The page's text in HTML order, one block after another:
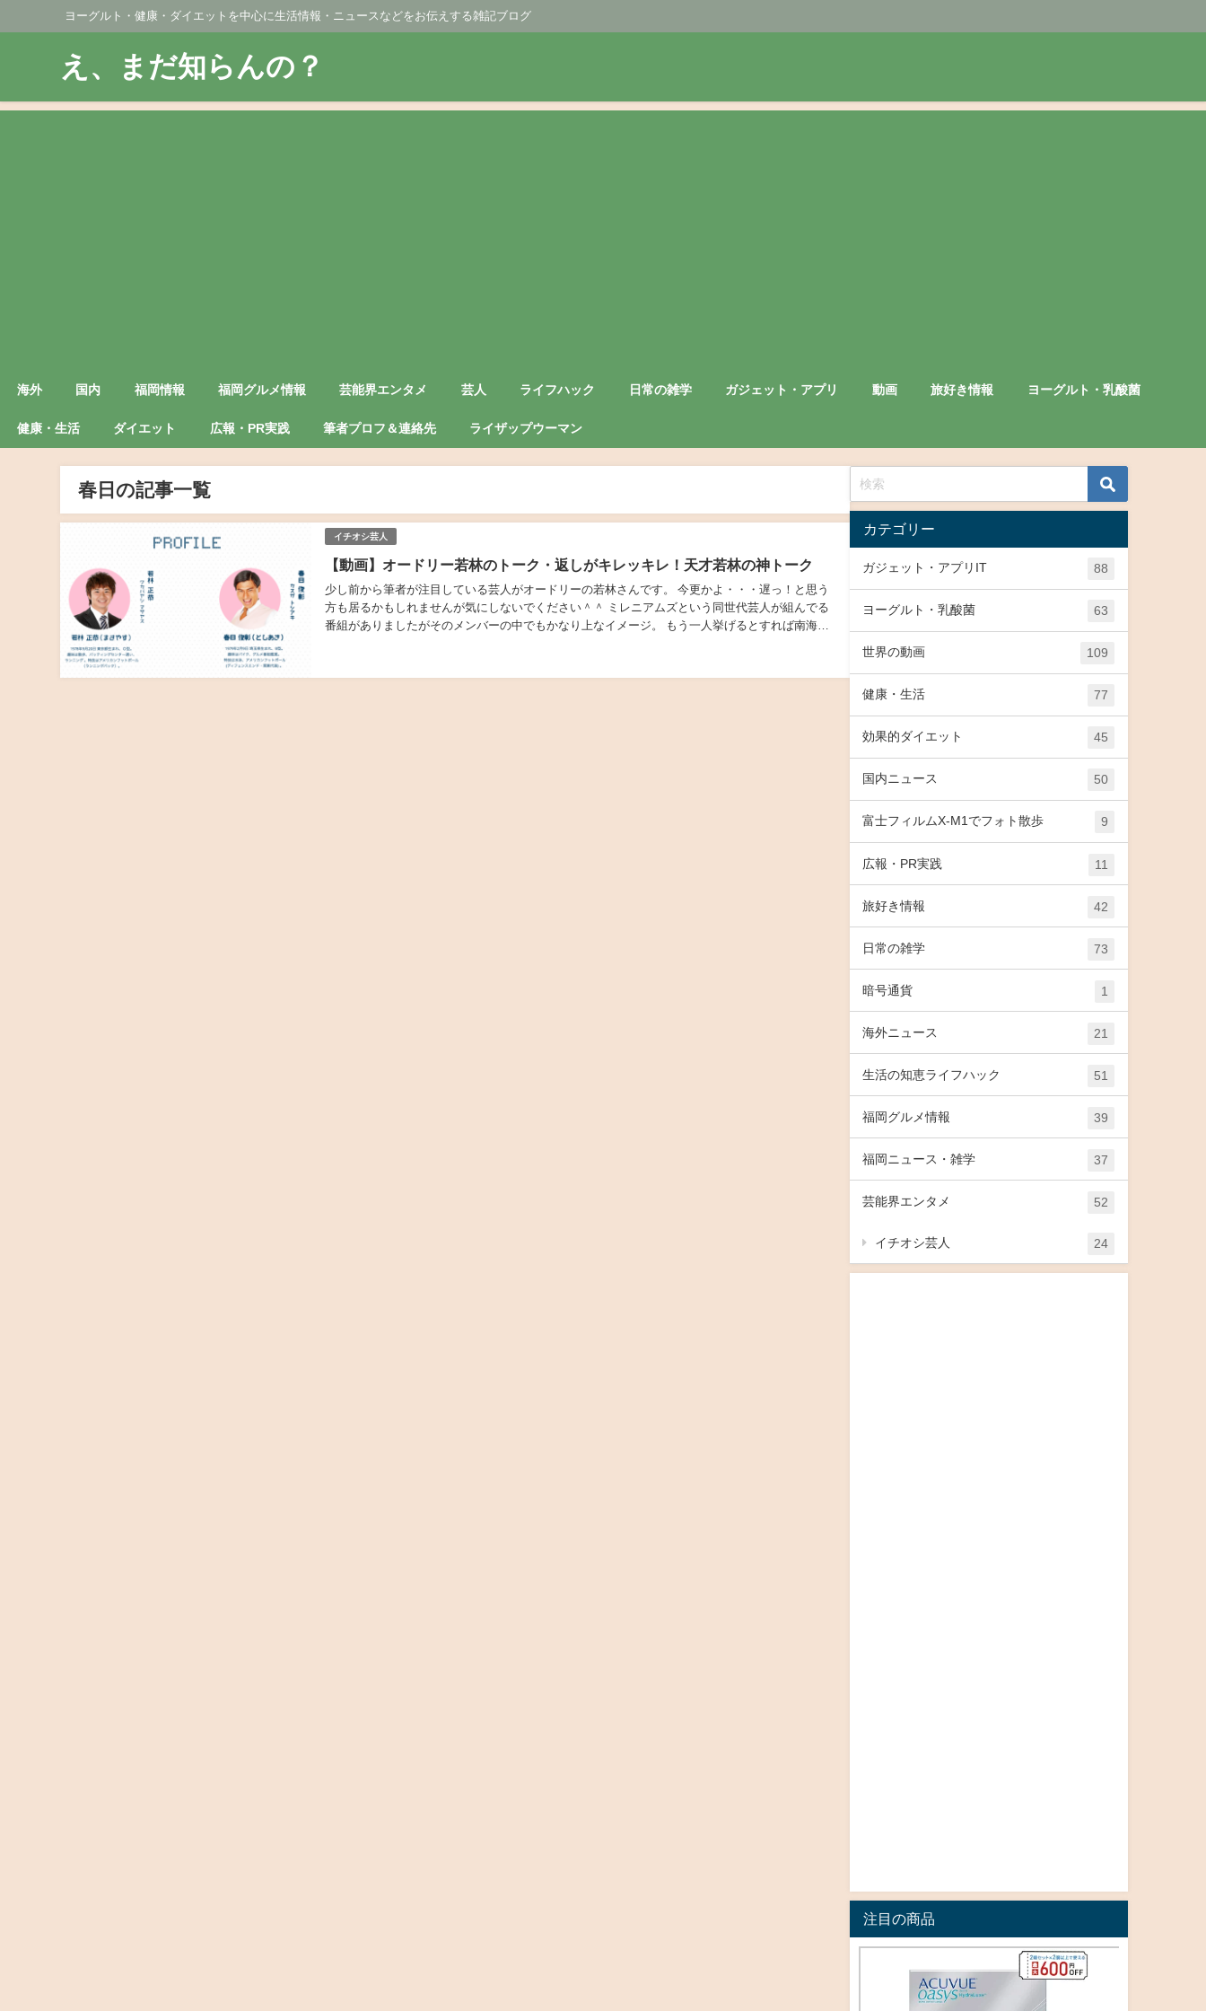
ヨーグルト・健康・ダイエットを中心に生活情報・ニュースなどをお伝えする雑記ブログ
え、まだ知らんの？
海外 国内 福岡情報 福岡グルメ情報 芸能界エンタメ 芸人 ライフハック 日常の雑学 ガジェット・アプリ 動画 旅好き情報 ヨーグルト・乳酸菌
健康・生活 ダイエット 広報・PR実践 筆者プロフ＆連絡先 ライザップウーマン
春日の記事一覧
イチオシ芸人
【動画】オードリー若林のトーク・返しがキレッキレ！天才若林の神トーク
少し前から筆者が注目している芸人がオードリーの若林さんです。 今更かよ・・・遅っ！と思う
方も居るかもしれませんが気にしないでください＾＾ ミレニアムズという同世代芸人が組んでる
番組がありましたがそのメンバーの中でもかなり上なイメージ。 もう一人挙げるとすれば南海キ
カテゴリー
ガジェット・アプリIT 88
ヨーグルト・乳酸菌 63
世界の動画 109
健康・生活 77
効果的ダイエット 45
国内ニュース 50
富士フィルムX-M1でフォト散歩 9
広報・PR実践 11
旅好き情報 42
日常の雑学 73
暗号通貨 1
海外ニュース 21
生活の知恵ライフハック 51
福岡グルメ情報 39
福岡ニュース・雑学 37
芸能界エンタメ 52
イチオシ芸人 24
注目の商品